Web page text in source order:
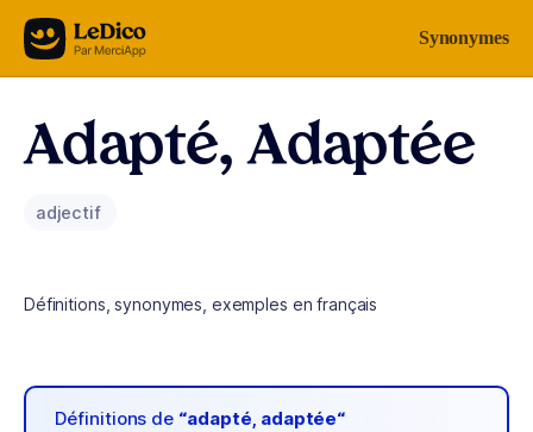
Aller au contenu Synonymes
Adapté, Adaptée
adjectif
Définitions, synonymes, exemples en français
Définitions de “adapté, adaptée“